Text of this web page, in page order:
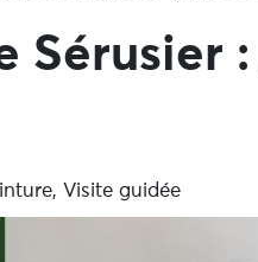
Sérusier
Visite guidée